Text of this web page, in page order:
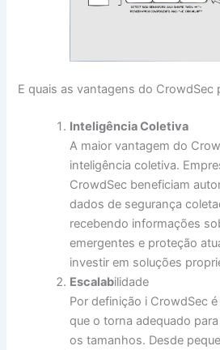
E quais as vantagens do CrowdSec
Inteligência Coletiva
A maior vantagem do
inteligência coletiva.
CrowdSec beneficiam
dados de segurança
recebendo informações
emergentes e proteção
investir em soluções
Escalabilidade
Por definição i CrowdSec
que o torna adequado
os tamanhos. Desde